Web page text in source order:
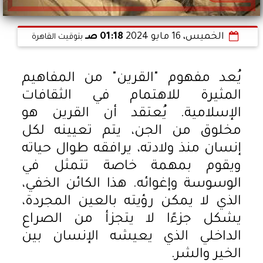
الخميس، 16 مايو 2024 01:18 صـ بتوقيت القاهرة
يُعد مفهوم "القرين" من المفاهيم
المثيرة للاهتمام في الثقافات
الإسلامية. يُعتقد أن القرين هو
مخلوق من الجن، يتم تعيينه لكل
إنسان منذ ولادته، يرافقه طوال حياته
ويقوم بمهمة خاصة تتمثل في
الوسوسة وإغوائه. هذا الكائن الخفي،
الذي لا يمكن رؤيته بالعين المجردة،
يشكل جزءًا لا يتجزأ من الصراع
الداخلي الذي يعيشه الإنسان بين
الخير والشر.